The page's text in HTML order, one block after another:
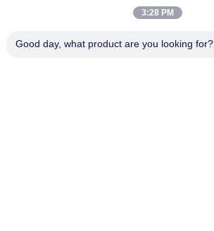
3:28 PM
Good day, what product are you looking for?